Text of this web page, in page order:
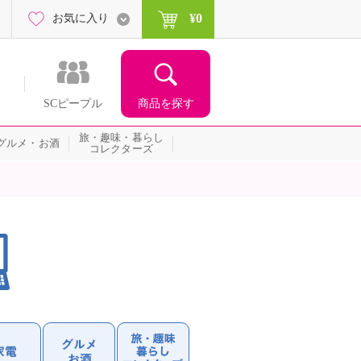
SCピープル 商品を探す
お気に入り ¥0
ルメ・お酒
旅・趣味・暮らし
コレクターズ